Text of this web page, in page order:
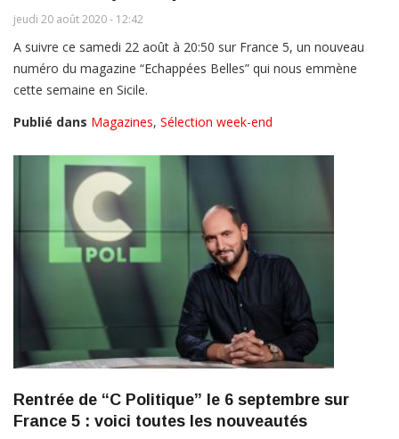
jeudi 20 août 2020 - 12:42
A suivre ce samedi 22 août à 20:50 sur France 5, un nouveau
numéro du magazine “Echappées Belles” qui nous emmène
cette semaine en Sicile.
Publié dans Magazines, Sélection week-end
Rentrée de “C Politique” le 6 septembre sur
France 5 : voici toutes les nouveautés